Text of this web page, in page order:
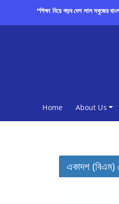
“শিক্ষা নিয়ে গড়ব দেশ লাল সবুজের
Home(current)
About Us
একাদশ (বিএম)